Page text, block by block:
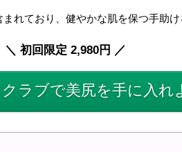
れており、健やかな肌を保つ手助け
＼ 初回限定 2,980円 ／
ラブで美尻を手に入れ